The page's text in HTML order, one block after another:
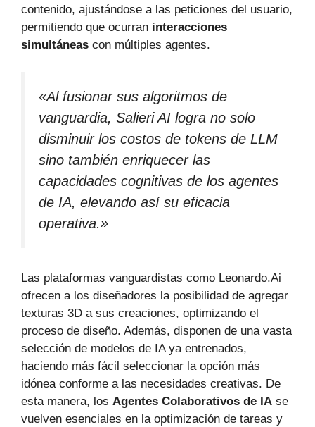
contenido, ajustándose a las peticiones del usuario,
permitiendo que ocurran interacciones
simultáneas con múltiples agentes.
«Al fusionar sus algoritmos de
vanguardia, Salieri AI logra no solo
disminuir los costos de tokens de LLM
sino también enriquecer las
capacidades cognitivas de los agentes
de IA, elevando así su eficacia
operativa.»
Las plataformas vanguardistas como Leonardo.Ai
ofrecen a los diseñadores la posibilidad de agregar
texturas 3D a sus creaciones, optimizando el
proceso de diseño. Además, disponen de una vasta
selección de modelos de IA ya entrenados,
haciendo más fácil seleccionar la opción más
idónea conforme a las necesidades creativas. De
esta manera, los Agentes Colaborativos de IA se
vuelven esenciales en la optimización de tareas y